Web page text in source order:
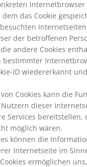
das Cookie
der betroffenen
andere Cookies
bestimmter
ID wiedererkannt
Cookies kann die
Nutzern dieser
Services bereitstellen,
möglich wären.
können die
Internetseite im
ermöglichen